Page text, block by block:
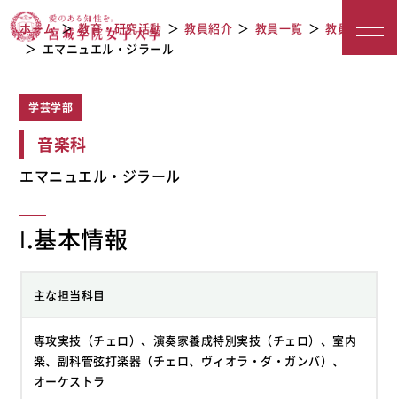
ホーム
教育・研究活動 教員紹介 教員一覧
教員検索
エマニュエル・ジラール
学芸学部
音楽科
エマニュエル・ジラール
Ⅰ.基本情報
主な担当科目
専攻実技（チェロ）、演奏家養成特別実技（チェロ）、室内
楽、副科管弦打楽器（チェロ、ヴィオラ・ダ・ガンバ）、
オーケストラ